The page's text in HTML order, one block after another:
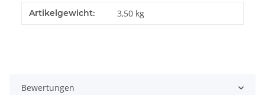
Artikelgewicht: 3,50 kg
Bewertungen